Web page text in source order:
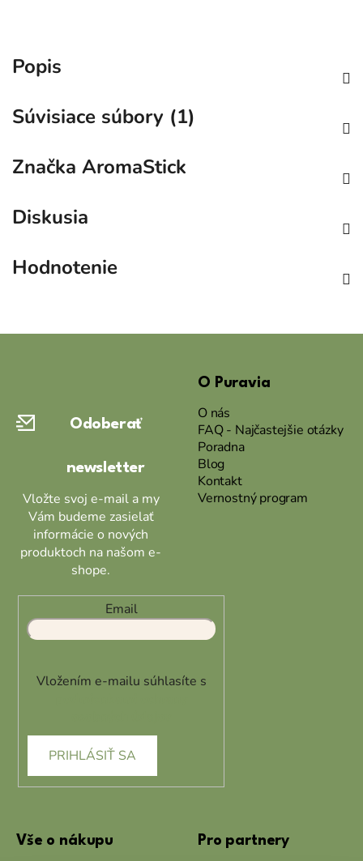
Popis
Súvisiace súbory (1)
Značka AromaStick
Diskusia
Hodnotenie
Odoberať
newsletter
Vložte svoj e-mail a my
Vám budeme zasielať
informácie o nových
produktoch na našom e-
shope.
Email
Vložením e-mailu súhlasíte s
PRIHLÁSIŤ SA
O Puravia
O nás
FAQ - Najčastejšie otázky
Poradna
Blog
Kontakt
Vernostný program
Vše o nákupu Pro partnery